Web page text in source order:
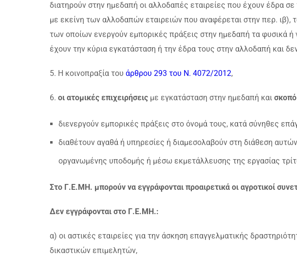
διατηρούν στην ημεδαπή οι αλλοδαπές εταιρείες που έχουν έδρα
με εκείνη των αλλοδαπών εταιρειών που αναφέρεται στην περ.
των οποίων ενεργούν εμπορικές πράξεις στην ημεδαπή τα
έχουν την κύρια εγκατάσταση ή την έδρα τους στην αλλοδαπή και
5. Η κοινοπραξία του άρθρου 293 του Ν. 4072/2012,
6. οι ατομικές επιχειρήσεις με εγκατάσταση στην ημεδαπή και
διενεργούν εμπορικές πράξεις στο όνομά τους, κατά σύνηθες
διαθέτουν αγαθά ή υπηρεσίες ή διαμεσολαβούν στη διάθεση
οργανωμένης υποδομής ή μέσω εκμετάλλευσης της εργασίας
Στο Γ.Ε.ΜΗ. μπορούν να εγγράφονται προαιρετικά οι αγροτικοί
Δεν εγγράφονται στο Γ.Ε.ΜΗ.:
α) οι αστικές εταιρείες για την άσκηση επαγγελματικής
δικαστικών επιμελητών,